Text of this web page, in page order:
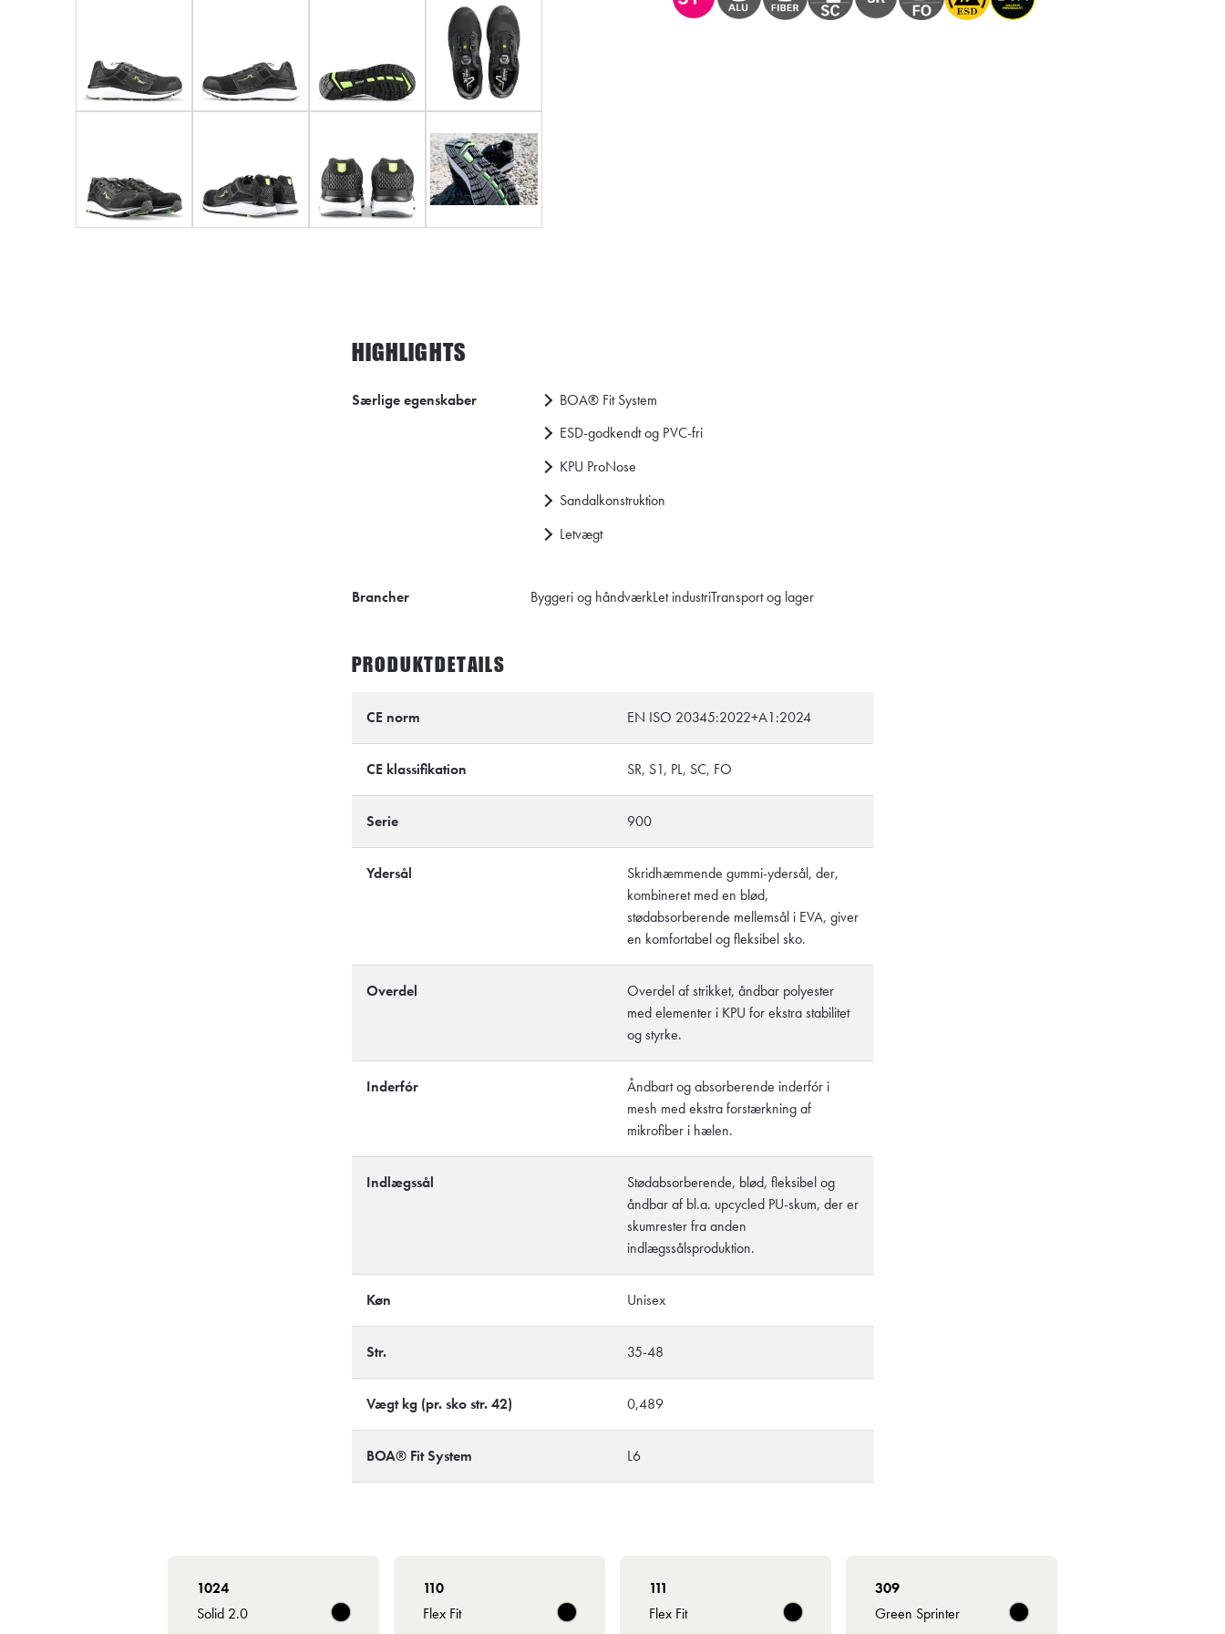
HIGHLIGHTS
Særlige egenskaber
BOA® Fit System
ESD-godkendt og PVC-fri
KPU ProNose
Sandalkonstruktion
Letvægt
Brancher Byggeri og håndværkLet industriTransport og lager
PRODUKTDETAILS
CE norm EN ISO 20345:2022+A1:2024
CE klassifikation SR, S1, PL, SC, FO
Serie 900
Ydersål
Skridhæmmende gummi-ydersål, der,
kombineret med en blød,
stødabsorberende mellemsål i EVA, giver
en komfortabel og fleksibel sko.
Overdel
Overdel af strikket, åndbar polyester
med elementer i KPU for ekstra stabilitet
og styrke.
Inderfór
Åndbart og absorberende inderfór i
mesh med ekstra forstærkning af
mikrofiber i hælen.
Indlægssål
Stødabsorberende, blød, fleksibel og
åndbar af bl.a. upcycled PU-skum, der er
skumrester fra anden
indlægssålsproduktion.
Køn Unisex
Str. 35-48
Vægt kg (pr. sko str. 42) 0,489
BOA® Fit System L6
1024
Solid 2.0
110
Flex Fit
111
Flex Fit
309
Green Sprinter